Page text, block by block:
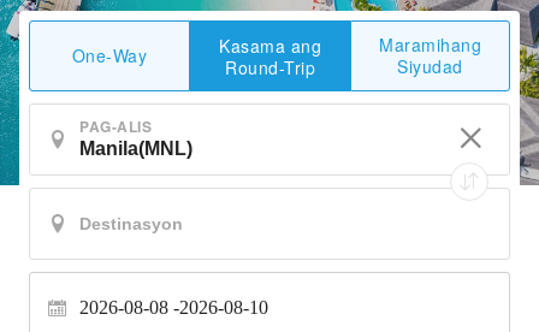
One-Way
Kasama ang
Round-Trip
Maramihang
Siyudad
PAG-ALIS
2026-08-08 2026-08-10